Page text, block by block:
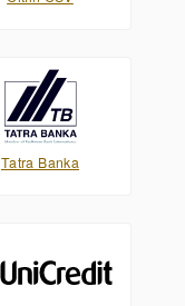
Tatra Banka